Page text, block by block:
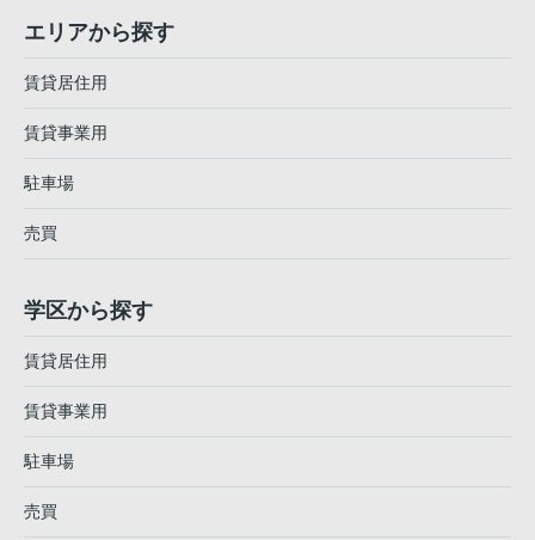
エリアから探す
賃貸居住用
賃貸事業用
駐車場
売買
学区から探す
賃貸居住用
賃貸事業用
駐車場
売買